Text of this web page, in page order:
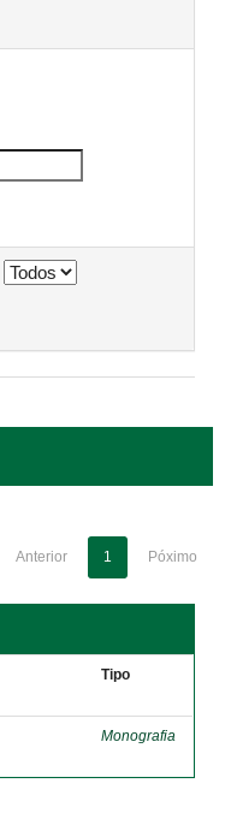
Anterior 1 Póximo
Tipo
Monografia